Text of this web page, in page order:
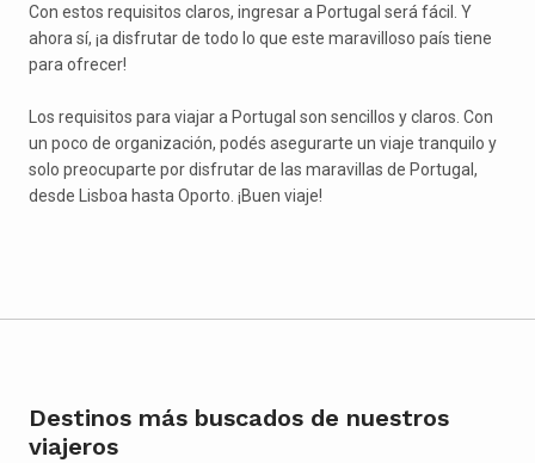
Con estos requisitos claros, ingresar a Portugal será fácil. Y
ahora sí, ¡a disfrutar de todo lo que este maravilloso país tiene
para ofrecer!
Los requisitos para viajar a Portugal son sencillos y claros. Con
un poco de organización, podés asegurarte un viaje tranquilo y
solo preocuparte por disfrutar de las maravillas de Portugal,
desde Lisboa hasta Oporto. ¡Buen viaje!
Destinos más buscados de nuestros
viajeros